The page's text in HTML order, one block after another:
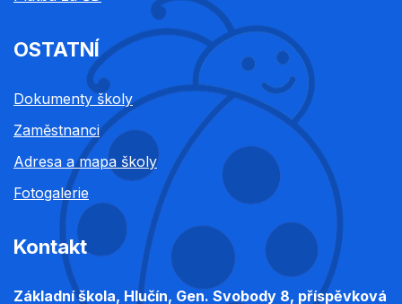
OSTATNÍ
Dokumenty školy
Zaměstnanci
Adresa a mapa školy
Fotogalerie
Kontakt
Základní škola, Hlučín, Gen. Svobody 8, příspěvková